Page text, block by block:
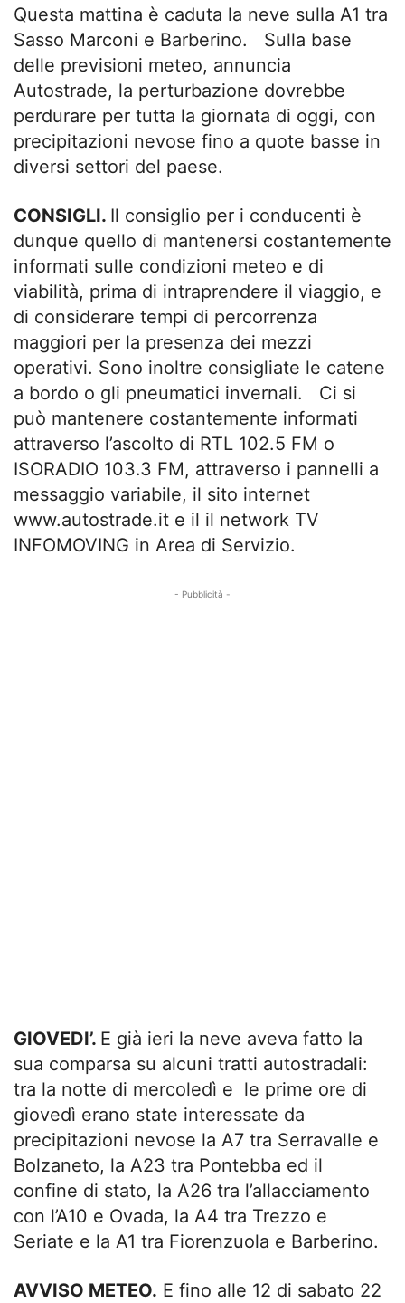
Questa mattina è caduta la neve sulla A1 tra
Sasso Marconi e Barberino. Sulla base
delle previsioni meteo, annuncia
Autostrade, la perturbazione dovrebbe
perdurare per tutta la giornata di oggi, con
precipitazioni nevose fino a quote basse in
diversi settori del paese.
CONSIGLI. Il consiglio per i conducenti è
dunque quello di mantenersi costantemente
informati sulle condizioni meteo e di
viabilità, prima di intraprendere il viaggio, e
di considerare tempi di percorrenza
maggiori per la presenza dei mezzi
operativi. Sono inoltre consigliate le catene
a bordo o gli pneumatici invernali. Ci si
può mantenere costantemente informati
attraverso l’ascolto di RTL 102.5 FM o
ISORADIO 103.3 FM, attraverso i pannelli a
messaggio variabile, il sito internet
www.autostrade.it e il il network TV
INFOMOVING in Area di Servizio.
- Pubblicità -
GIOVEDI’. E già ieri la neve aveva fatto la
sua comparsa su alcuni tratti autostradali:
tra la notte di mercoledì e le prime ore di
giovedì erano state interessate da
precipitazioni nevose la A7 tra Serravalle e
Bolzaneto, la A23 tra Pontebba ed il
confine di stato, la A26 tra l’allacciamento
con l’A10 e Ovada, la A4 tra Trezzo e
Seriate e la A1 tra Fiorenzuola e Barberino.
AVVISO METEO. E fino alle 12 di sabato 22